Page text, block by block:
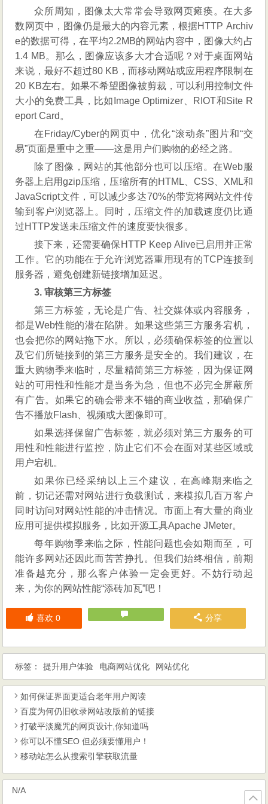
众所周知，图像太大常常会导致网页瘫痪。在大多
数网页中，图像仍是最大的内容元素，根据HTTP Archiv
e的数据可得，在平均2.2MB的网站内容中，图像大约占
1.4 MB。那么，图像应该多大才合适呢？对于桌面网站
来说，最好不超过80 KB，而移动网站或应用程序限制在
20 KB左右。如果不希望图像被剪裁，可以利用控制文件
大小的免费工具，比如Image Optimizer、RIOT和Site R
eport Card。
在Friday/Cyber的网页中，优化“滚动条”图片和“交
易”页面是重中之重——这是用户们购物的必经之路。
除了图像，网站的其他部分也可以压缩。在Web服
务器上启用gzip压缩，压缩所有的HTML、CSS、XML和
JavaScript文件，可以减少多达70%的带宽将网站文件传
输到客户浏览器上。同时，压缩文件的加载速度仍比通
过HTTP发送未压缩文件的速度要快很多。
接下来，还需要确保HTTP Keep Alive已启用并正常
工作。它的功能在于允许浏览器重用现有的TCP连接到
服务器，避免创建新链接增加延迟。
3. 审核第三方标签
第三方标签，无论是广告、社交媒体或内容服务，
都是Web性能的潜在陷阱。如果这些第三方服务宕机，
也会把你的网站拖下水。所以，必须确保标签的位置以
及它们所链接到的第三方服务是安全的。我们建议，在
重大购物季来临时，尽量精简第三方标签，因为保证网
站的可用性和性能才是当务为急，但也不必完全屏蔽所
有广告。如果它的确会带来不错的商业收益，那确保广
告不播放Flash、视频或大图像即可。
如果选择保留广告标签，就必须对第三方服务的可
用性和性能进行监控，防止它们不会在面对某些区域或
用户宕机。
如果你已经采纳以上三个建议，在高峰期来临之
前，切记还需对网站进行负载测试，来模拟几百万客户
同时访问对网站性能的冲击情况。市面上有大量的商业
应用可提供模拟服务，比如开源工具Apache JMeter。
每年购物季来临之际，性能问题也会如期而至，可
能许多网站还因此而苦苦挣扎。但我们始终相信，前期
准备越充分，那么客户体验一定会更好。不妨行动起
来，为你的网站性能“添砖加瓦”吧！
喜欢 0 分享
标签： 提升用户体验 电商网站优化 网站优化
如何保证界面更适合老年用户阅读
百度为何仍旧收录网站改版前的链接
打破平淡魔咒的网页设计,你知道吗
你可以不懂SEO 但必须要懂用户！
移动站怎么从搜索引擎获取流量
N/A